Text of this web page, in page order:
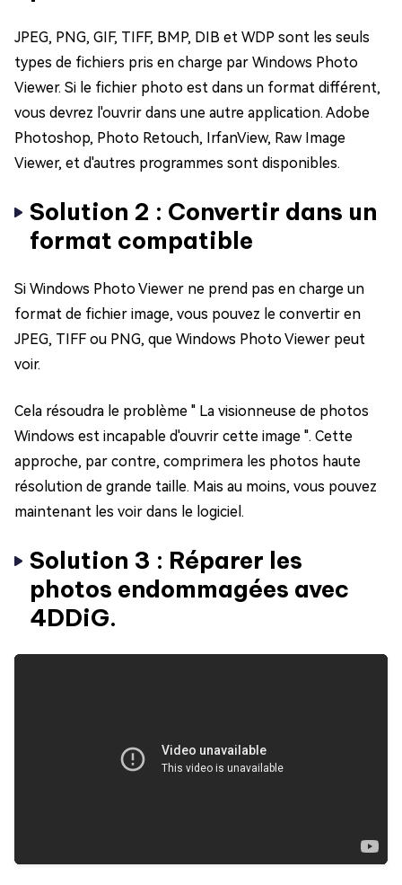
JPEG, PNG, GIF, TIFF, BMP, DIB et WDP sont les seuls
types de fichiers pris en charge par Windows Photo
Viewer. Si le fichier photo est dans un format différent,
vous devrez l'ouvrir dans une autre application. Adobe
Photoshop, Photo Retouch, IrfanView, Raw Image
Viewer, et d'autres programmes sont disponibles.
Solution 2 : Convertir dans un
format compatible
Si Windows Photo Viewer ne prend pas en charge un
format de fichier image, vous pouvez le convertir en
JPEG, TIFF ou PNG, que Windows Photo Viewer peut
voir.
Cela résoudra le problème " La visionneuse de photos
Windows est incapable d'ouvrir cette image ". Cette
approche, par contre, comprimera les photos haute
résolution de grande taille. Mais au moins, vous pouvez
maintenant les voir dans le logiciel.
Solution 3 : Réparer les
photos endommagées avec
4DDiG.